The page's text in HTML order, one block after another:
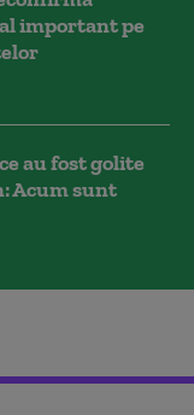
important pe
au fost golite
Acum sunt